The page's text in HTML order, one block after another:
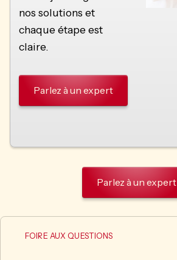
nos solutions et
chaque étape est
claire.
Parlez à un expert
Parlez à un expert
FOIRE AUX QUESTIONS